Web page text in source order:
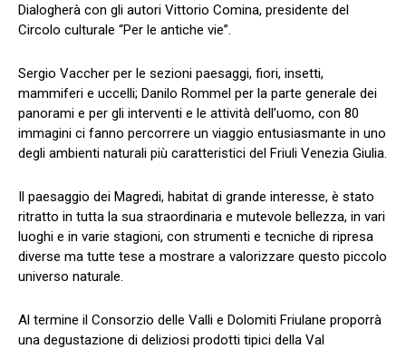
Dialogherà con gli autori Vittorio Comina, presidente del
Circolo culturale “Per le antiche vie”.
Sergio Vaccher per le sezioni paesaggi, fiori, insetti,
mammiferi e uccelli; Danilo Rommel per la parte generale dei
panorami e per gli interventi e le attività dell’uomo, con 80
immagini ci fanno percorrere un viaggio entusiasmante in uno
degli ambienti naturali più caratteristici del Friuli Venezia Giulia.
Il paesaggio dei Magredi, habitat di grande interesse, è stato
ritratto in tutta la sua straordinaria e mutevole bellezza, in vari
luoghi e in varie stagioni, con strumenti e tecniche di ripresa
diverse ma tutte tese a mostrare a valorizzare questo piccolo
universo naturale.
Al termine il Consorzio delle Valli e Dolomiti Friulane proporrà
una degustazione di deliziosi prodotti tipici della Val